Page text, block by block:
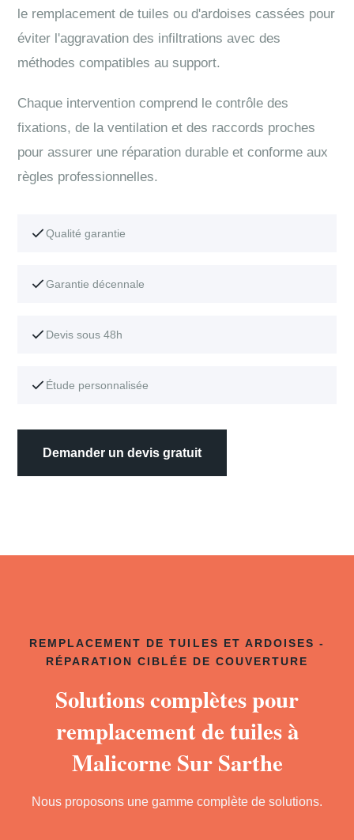
le remplacement de tuiles ou d'ardoises cassées pour
éviter l'aggravation des infiltrations avec des
méthodes compatibles au support.
Chaque intervention comprend le contrôle des
fixations, de la ventilation et des raccords proches
pour assurer une réparation durable et conforme aux
règles professionnelles.
Qualité garantie
Garantie décennale
Devis sous 48h
Étude personnalisée
Demander un devis gratuit
REMPLACEMENT DE TUILES ET ARDOISES -
RÉPARATION CIBLÉE DE COUVERTURE
Solutions complètes pour
remplacement de tuiles à
Malicorne Sur Sarthe
Nous proposons une gamme complète de solutions.